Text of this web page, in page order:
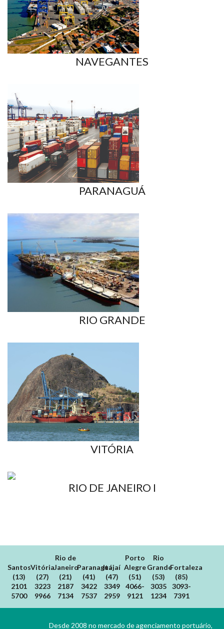
NAVEGANTES
PARANAGUÁ
RIO GRANDE
VITÓRIA
RIO DE JANEIRO I
Santos
(13)
2101
5700
Vitória
(27)
3223
9966
Rio de
Janeiro
(21)
2187
7134
Paranaguá
(41)
3422
7537
Itajaí
(47)
3349
2959
Porto
Alegre
(51)
4066-
9121
Rio
Grande
(53)
3035
1234
Fortaleza
(85)
3093-
7391
Desde 2008 no mercado de agenciamento portuário,